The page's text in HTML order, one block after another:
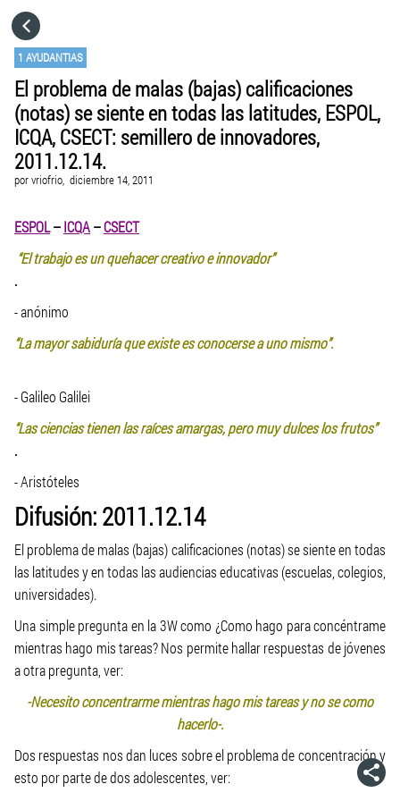
1 AYUDANTIAS
El problema de malas (bajas) calificaciones
(notas) se siente en todas las latitudes, ESPOL,
ICQA, CSECT: semillero de innovadores,
2011.12.14.
porvriofrio, diciembre 14, 2011
ESPOL–ICQA–CSECT
“El trabajo es un quehacer creativo e innovador”
.
- anónimo
“La mayor sabiduría que existe es conocerse a uno mismo”.
- Galileo Galilei
“Las ciencias tienen las raíces amargas, pero muy dulces los frutos”
.
- Aristóteles
Difusión: 2011.12.14
El problema de malas (bajas) calificaciones (notas) se siente en todas
las latitudes y en todas las audiencias educativas (escuelas, colegios,
universidades).
Una simple pregunta en la 3W como ¿Como hago para concéntrame
mientras hago mis tareas? Nos permite hallar respuestas de jóvenes
a otra pregunta, ver:
-Necesito concentrarme mientras hago mis tareas y no se como
hacerlo-.
Dos respuestas nos dan luces sobre el problema de concentración y
esto por parte de dos adolescentes, ver:
CATEGORÍAS
IR A